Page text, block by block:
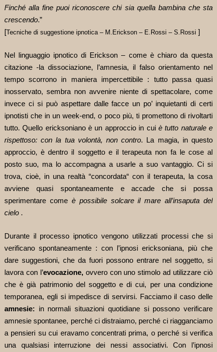
Finché alla fine puoi riconoscere chi sia quella bambina che sta
crescendo.”
[Tecniche di suggestione ipnotica – M.Erickson – E.Rossi – S.Rossi ]
Nel linguaggio ipnotico di Erickson – come è chiaro da questa
citazione -la dissociazione, l’amnesia, il falso orientamento nel
tempo scorrono in maniera impercettibile : tutto passa quasi
inosservato, sembra non avvenire niente di spettacolare, come
invece ci si può aspettare dalle facce un po’ inquietanti di certi
ipnotisti che in un week-end, o poco più, ti promettono di rivoltarti
tutto. Quello ericksoniano è un approccio in cui è tutto naturale e
rispettoso: con la tua volontà, non contro. La magia, in questo
approccio, è dentro il soggetto e il terapeuta non fa le cose al
posto suo, ma lo accompagna a usarle a suo vantaggio. Ci si
trova, cioè, in una realtà “concordata“ con il terapeuta, la cosa
avviene quasi spontaneamente e accade che si possa
sperimentare come è possibile solcare il mare all’insaputa del
cielo.
Durante il processo ipnotico vengono utilizzati processi che si
verificano spontaneamente : con l’ipnosi ericksoniana, più che
dare suggestioni, che da fuori possono entrare nel soggetto, si
lavora con l’evocazione,ovvero con uno stimolo ad utilizzare ciò
che è già patrimonio del soggetto e di cui, per una condizione
temporanea, egli si impedisce di servirsi. Facciamo il caso delle
amnesie: in normali situazioni quotidiane si possono verificare
amnesie spontanee, perché ci distraiamo, perché ci riagganciamo
a pensieri su cui eravamo concentrati prima, o perché si verifica
una qualsiasi interruzione dei nessi associativi. Con l’ipnosi